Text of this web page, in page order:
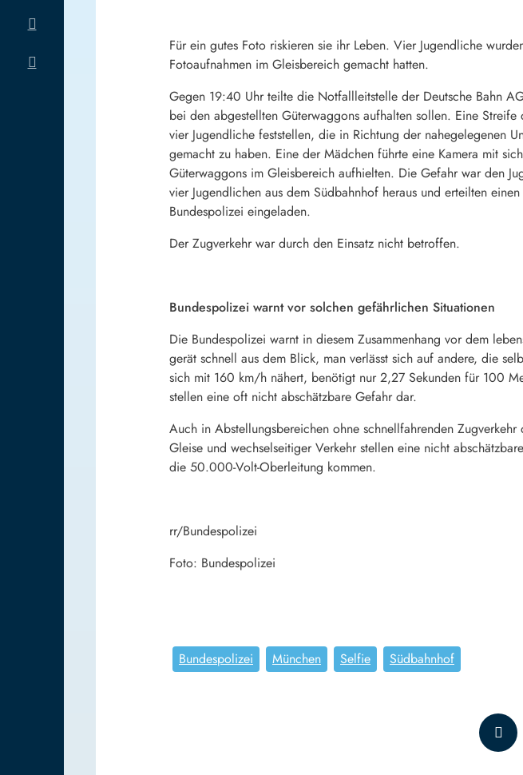
Für ein gutes Foto riskieren sie ihr Leben. Vier Jugendliche
Fotoaufnahmen im Gleisbereich gemacht hatten.
Gegen 19:40 Uhr teilte die Notfallleitstelle der Deutsche Bahn
bei den abgestellten Güterwaggons aufhalten sollen. Eine
vier Jugendliche feststellen, die in Richtung der nahegelegenen
gemacht zu haben. Eine der Mädchen führte eine Kamera mit
Güterwaggons im Gleisbereich aufhielten. Die Gefahr war den
vier Jugendlichen aus dem Südbahnhof heraus und erteilten
Bundespolizei eingeladen.
Der Zugverkehr war durch den Einsatz nicht betroffen.
Bundespolizei warnt vor solchen gefährlichen Situationen
Die Bundespolizei warnt in diesem Zusammenhang vor dem
gerät schnell aus dem Blick, man verlässt sich auf andere, die
sich mit 160 km/h nähert, benötigt nur 2,27 Sekunden für 100
stellen eine oft nicht abschätzbare Gefahr dar.
Auch in Abstellungsbereichen ohne schnellfahrenden
Gleise und wechselseitiger Verkehr stellen eine nicht
die 50.000-Volt-Oberleitung kommen.
rr/Bundespolizei
Foto: Bundespolizei
Bundespolizei München Selfie Südbahnhof